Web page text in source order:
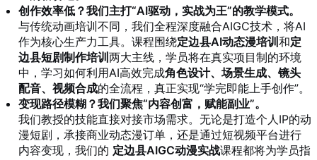
创作效率低？我们主打“AI驱动，实战为王”的教学模式。
与传统动画培训不同，我们全程深度融合AIGC技术，将AI
作为核心生产力工具。课程围绕定边县AI动态漫培训和定
边县短剧制作培训两大主线，学员将在真实项目制的环境
中，学习如何利用AI高效完成角色设计、场景生成、镜头
配音、视频合成的全流程，真正实现“学完即能上手创作”。
变现路径模糊？我们聚焦“内容创富，赋能副业”。
我们教授的技能直接对接市场需求。无论是打造个人IP的动
漫短剧，承接商业动态漫订单，还是通过短视频平台进行
内容变现，我们的 定边县AIGC动漫实战课程都将为学员指